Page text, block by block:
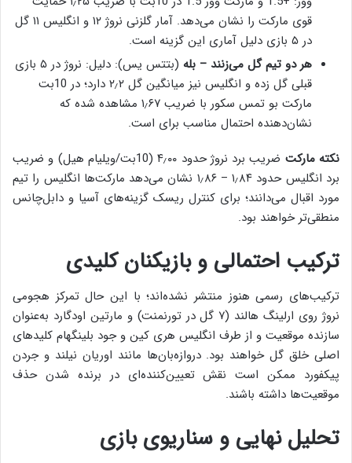
قوی مارکت را نشان می‌دهد. آمار گلزنی نروژ ۱۲ و انگلیس ۱۱ گل
در ۵ بازی دلیل آماری این گزینه است.
هر دو تیم گل می‌زنند – بله
(بتتس یس): دلیل: نروژ در ۵ بازی
قبلی گل زده و انگلیس نیز میانگین گل ۲٫۲ دارد؛ در 10بت
مارکت بو تمس سکور با ضریب ۱٫۶۷ مشاهده شده که
نشان‌دهنده احتمال مناسب برای است.
نکته مارکت
ضریب برد نروژ حدود ۴٫۰۰ (10بت/ویلیام هیل) و ضریب
برد انگلیس حدود ۱٫۸۴ – ۱٫۸۶ نشان می‌دهد مارکت‌ها انگلیس را تیم
مورد اقبال می‌دانند؛ برای کنترل ریسک گزینه‌های آسیا و دابل‌چانس
منطقی‌تر خواهند بود.
ترکیب احتمالی و بازیکنان کلیدی
ترکیب‌های رسمی هنوز منتشر نشده‌اند؛ با این حال تمرکز هجومی
نروژ روی ارلینگ هالند (۷ گل در تورنمنت) و مارتین اودگارد به‌عنوان
سازنده موقعیت و از طرف انگلیس هری کین و جود بلینگهام کلیدهای
اصلی خلق گل خواهند بود. دروازه‌بان‌ها مانند اوریان نیلند و جردن
پیکفورد ممکن است نقش تعیین‌کننده‌ای در برنده شدن حذف
موقعیت‌ها داشته باشند.
تحلیل نهایی و سناریوی بازی